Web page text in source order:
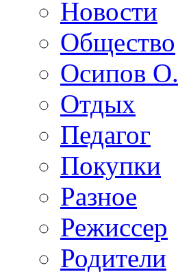
Новости
Общество
Осипов О.
Отдых
Педагог
Покупки
Разное
Режиссер
Родители